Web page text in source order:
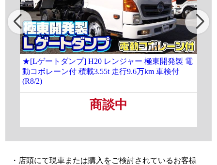
★[Lゲートダンプ] H20 レンジャー 極東開発製 電
動コボレーン付 積載3.55t 走行9.6万km 車検付
(R8/2)
商談中
・店頭にて現車または購入をご検討されているお客様